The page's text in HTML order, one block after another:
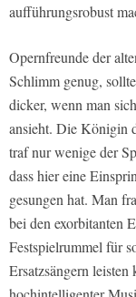
aufführungsrobust
Opernfreunde der
Schlimm genug,
dicker, wenn man
ansieht. Die Königin
traf nur wenige der
dass hier eine
gesungen hat. Man
bei den exorbitanten
Festspielrummel für
Ersatzsängern